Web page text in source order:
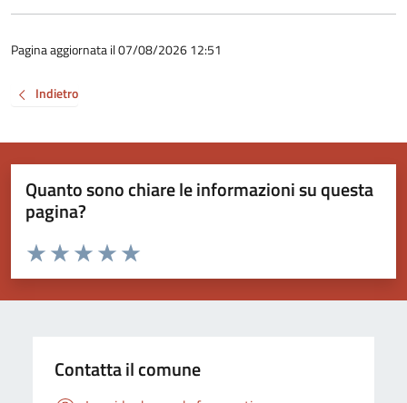
Pagina aggiornata il 07/08/2026 12:51
Indietro
Quanto sono chiare le informazioni su questa
pagina?
Valuta da 1 a 5 stelle la pagina
Valuta 5 stelle su 5
Valuta 4 stelle su 5
Valuta 3 stelle su 5
Valuta 2 stelle su 5
Valuta 1 stelle su 5
Contatta il comune